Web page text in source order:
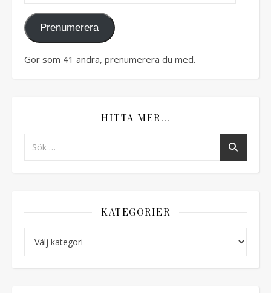
Prenumerera
Gör som 41 andra, prenumerera du med.
HITTA MER…
KATEGORIER